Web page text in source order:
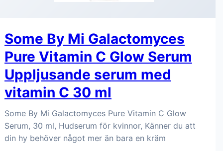
Some By Mi Galactomyces
Pure Vitamin C Glow Serum
Uppljusande serum med
vitamin C 30 ml
Some By Mi Galactomyces Pure Vitamin C Glow
Serum, 30 ml, Hudserum för kvinnor, Känner du att
din hy behöver något mer än bara en kräm